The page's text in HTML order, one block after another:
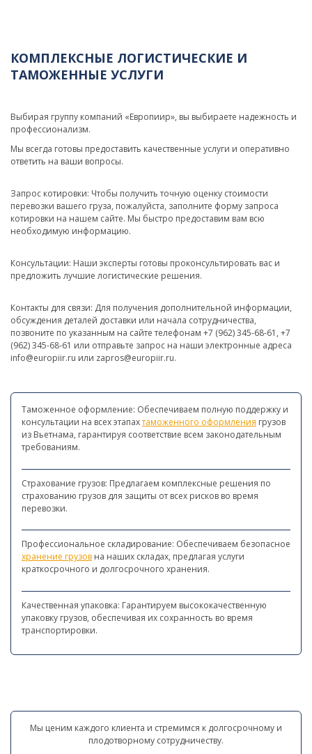
КОМПЛЕКСНЫЕ ЛОГИСТИЧЕСКИЕ И
ТАМОЖЕННЫЕ УСЛУГИ
Выбирая группу компаний «Европиир», вы выбираете надежность и
профессионализм.
Мы всегда готовы предоставить качественные услуги и оперативно
ответить на ваши вопросы.
Запрос котировки: Чтобы получить точную оценку стоимости
перевозки вашего груза, пожалуйста, заполните форму запроса
котировки на нашем сайте. Мы быстро предоставим вам всю
необходимую информацию.
Консультации: Наши эксперты готовы проконсультировать вас и
предложить лучшие логистические решения.
Контакты для связи: Для получения дополнительной информации,
обсуждения деталей доставки или начала сотрудничества,
позвоните по указанным на сайте телефонам +7 (962) 345-68-61, +7
(962) 345-68-61 или отправьте запрос на наши электронные адреса
info@europiir.ru или zapros@europiir.ru.
Таможенное оформление: Обеспечиваем полную поддержку и
консультации на всех этапахтаможенного оформления грузов
из Вьетнама, гарантируя соответствие всем законодательным
требованиям.
Страхование грузов: Предлагаем комплексные решения по
страхованию грузов для защиты от всех рисков во время
перевозки.
Профессиональное складирование: Обеспечиваем безопасное
хранение грузов на наших складах, предлагая услуги
краткосрочного и долгосрочного хранения.
Качественная упаковка: Гарантируем высококачественную
упаковку грузов, обеспечивая их сохранность во время
транспортировки.
Мы ценим каждого клиента и стремимся к долгосрочному и
плодотворному сотрудничеству.